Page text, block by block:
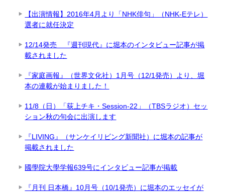
【出演情報】2016年4月より「NHK俳句」（NHK-Eテレ）
選者に就任決定
12/14発売 『週刊現代』に堀本のインタビュー記事が掲
載されました
『家庭画報』（世界文化社）1月号（12/1発売）より、堀
本の連載が始まりました！
11/8（日）「荻上チキ・Session-22」（TBSラジオ）セッ
ション秋の句会に出演します
『LIVING』（サンケイリビング新聞社）に堀本の記事が
掲載されました
國學院大學学報639号にインタビュー記事が掲載
『月刊 日本橋』10月号（10/1発売）に堀本のエッセイが